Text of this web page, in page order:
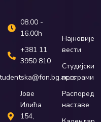
08.00 -
16.00h
+381 11
3950 810
Јове
Илића
154,
Најновије
вести
Студијски
програми
Распоред
наставе